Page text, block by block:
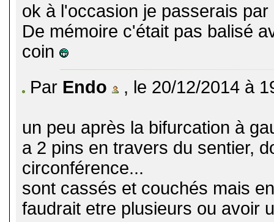
ok à l'occasion je passerais par
De mémoire c'était pas balisé
coin
Par Endo , le 20/12/2014 à
un peu après la bifurcation à
a 2 pins en travers du sentier,
circonférence...
sont cassés et couchés mais
faudrait etre plusieurs ou avoir